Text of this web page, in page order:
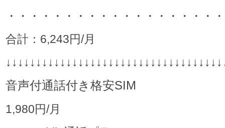
・・・・・・・・・・・・・・・・・・
合計：6,243円/月
音声付通話付き格安SIM
1,980円/月